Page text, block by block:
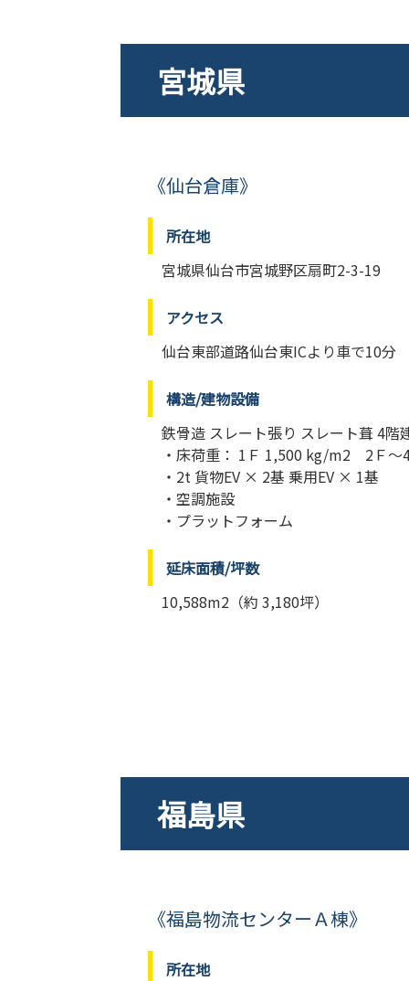
宮城県
《仙台倉庫》
所在地
宮城県仙台市宮城野区扇町2-3-19
アクセス
仙台東部道路仙台東ICより車で10分
構造/建物設備
鉄骨造 スレート張り スレート葺 4階
・床荷重： 1Ｆ 1,500 kg/m2 2Ｆ～
・2t 貨物EV × 2基 乗用EV × 1基
・空調施設
・プラットフォーム
延床面積/坪数
10,588m2（約 3,180坪）
福島県
《福島物流センターＡ棟》
所在地